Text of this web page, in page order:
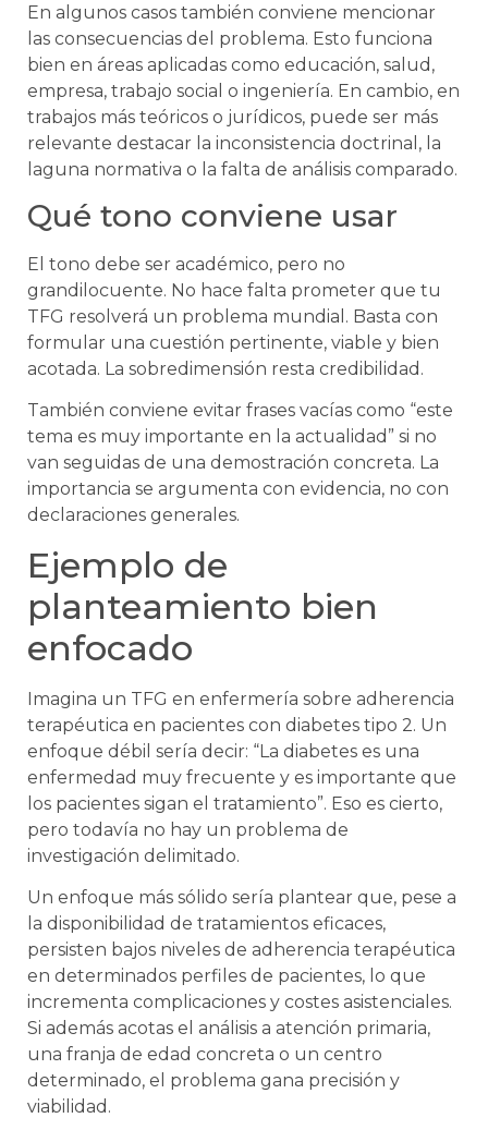
En algunos casos también conviene mencionar
las consecuencias del problema. Esto funciona
bien en áreas aplicadas como educación, salud,
empresa, trabajo social o ingeniería. En cambio, en
trabajos más teóricos o jurídicos, puede ser más
relevante destacar la inconsistencia doctrinal, la
laguna normativa o la falta de análisis comparado.
Qué tono conviene usar
El tono debe ser académico, pero no
grandilocuente. No hace falta prometer que tu
TFG resolverá un problema mundial. Basta con
formular una cuestión pertinente, viable y bien
acotada. La sobredimensión resta credibilidad.
También conviene evitar frases vacías como “este
tema es muy importante en la actualidad” si no
van seguidas de una demostración concreta. La
importancia se argumenta con evidencia, no con
declaraciones generales.
Ejemplo de
planteamiento bien
enfocado
Imagina un TFG en enfermería sobre adherencia
terapéutica en pacientes con diabetes tipo 2. Un
enfoque débil sería decir: “La diabetes es una
enfermedad muy frecuente y es importante que
los pacientes sigan el tratamiento”. Eso es cierto,
pero todavía no hay un problema de
investigación delimitado.
Un enfoque más sólido sería plantear que, pese a
la disponibilidad de tratamientos eficaces,
persisten bajos niveles de adherencia terapéutica
en determinados perfiles de pacientes, lo que
incrementa complicaciones y costes asistenciales.
Si además acotas el análisis a atención primaria,
una franja de edad concreta o un centro
determinado, el problema gana precisión y
viabilidad.